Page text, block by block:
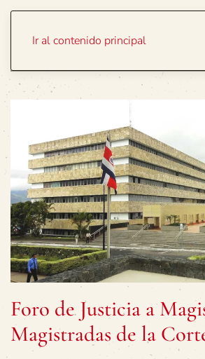
Ir al contenido principal
Foro de Justicia a
Magistradas de la